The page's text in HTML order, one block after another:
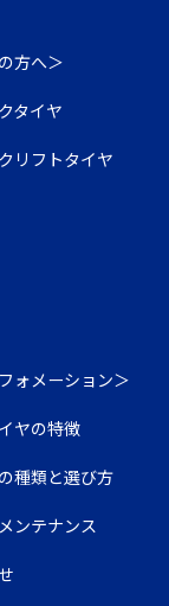
方へ＞
タイヤ
リフトタイヤ
ォメーション＞
ヤの特徴
種類と選び方
ンテナンス